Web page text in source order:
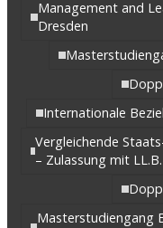
Management and
Dresden
Internationale
Vergleichende
– Zulassung mit
Masterstudiengang